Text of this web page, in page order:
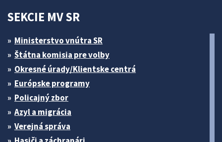
SEKCIE MV SR
Ministerstvo vnútra SR
Štátna komisia pre volby
Okresné úrady/Klientske centrá
Európske programy
Policajný zbor
Azyl a migrácia
Verejná správa